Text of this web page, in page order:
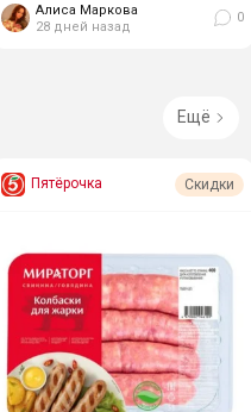
после...Алиса Маркова
28 дней назад
0
Ещё
Пятёрочка Скидки